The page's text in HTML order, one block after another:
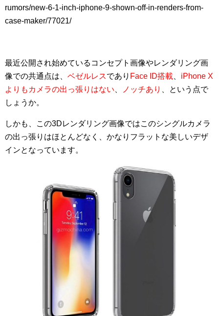
rumors/new-6-1-inch-iphone-9-shown-off-in-renders-from-
case-maker/77021/
最近公開され始めているコンセプト画像やレンダリング画
像での共通点は、 ベゼルレスであり Face ID搭載
iPhone X
よりもカメラの出っ張りはない
ノッチあり
、という点で
しょうか。
しかも、この3Dレンダリング画像ではこのシングルカメラ
の出っ張りはほとんどなく、かなりフラットな美しいデザ
インとなっています。